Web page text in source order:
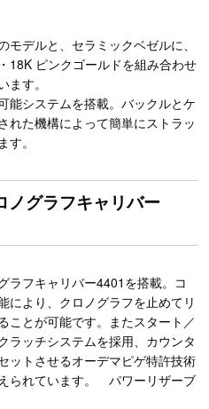
デルと、セラミックベゼルに、
18K ピンクゴールドを組み合わせ
す。
能システムを搭載。バックルとケ
れた機構によって簡単にストラッ
。
ノグラフキャリバー
ラフキャリバー4401を搭載。コ
により、クロノグラフを止めてリ
ことが可能です。またスタート／
ラッチシステムを採用、カウンタ
ットさせるオーデマピゲ特許技術
られています。 パワーリザーブ